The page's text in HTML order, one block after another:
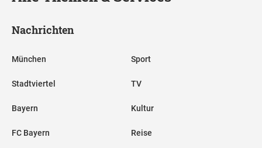
Nachrichten
München
Stadtviertel
Bayern
FC Bayern
Sport
TV
Kultur
Reise